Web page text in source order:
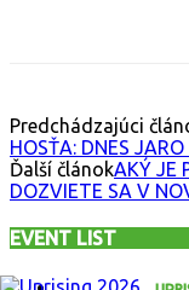
Predchádzajúci
HOSŤA: DNES JARO
Ďalší článokAKÝ JE
DOZVIETE SA V
EVENT LIST